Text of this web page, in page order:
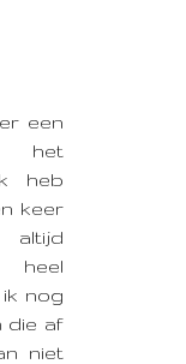
een
het
heb
keer
altijd
heel
nog
die af
niet